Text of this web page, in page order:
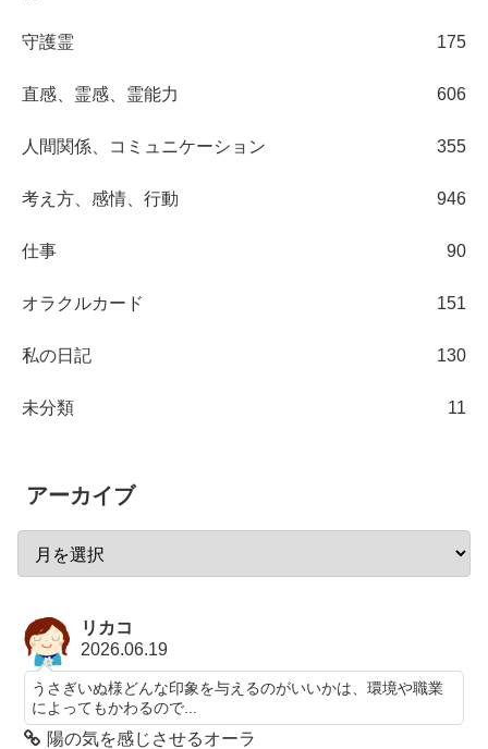
守護霊 175
直感、霊感、霊能力 606
人間関係、コミュニケーション 355
考え方、感情、行動 946
仕事 90
オラクルカード 151
私の日記 130
未分類 11
アーカイブ
リカコ
2026.06.19
うさぎいぬ様どんな印象を与えるのがいいかは、環境や職業
によってもかわるので...
陽の気を感じさせるオーラ